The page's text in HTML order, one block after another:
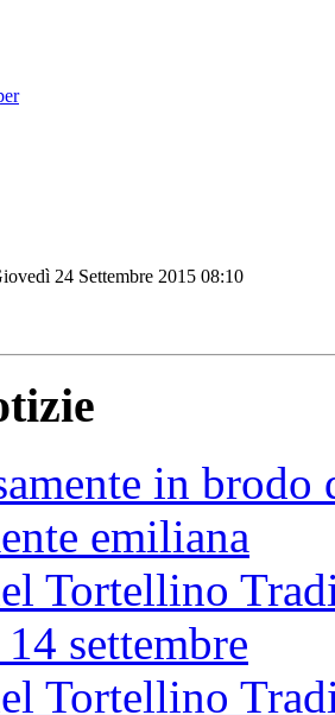
24 Settembre 2015 08:10
in brodo
emiliana
Tortellino
settembre
Tortellino